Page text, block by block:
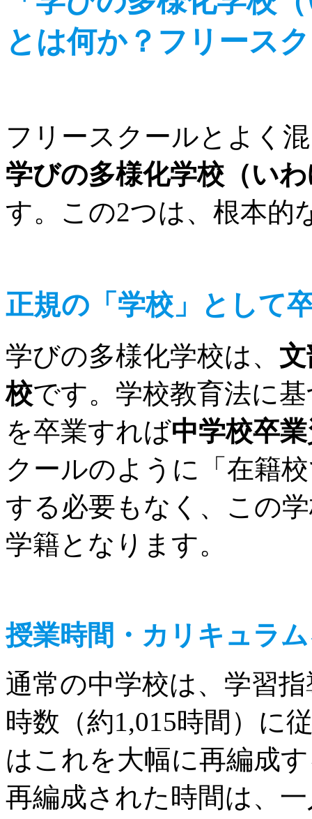
とは何か？フリース
フリースクールとよく
学びの多様化学校（い
す。この2つは、根本的
正規の「学校」として
学びの多様化学校は、
校です。学校教育法に
を卒業すれば中学校卒
クールのように「在籍
する必要もなく、この
学籍となります。
授業時間・カリキュラ
通常の中学校は、学習
時数（約1,015時間）に
はこれを大幅に再編成
再編成された時間は、